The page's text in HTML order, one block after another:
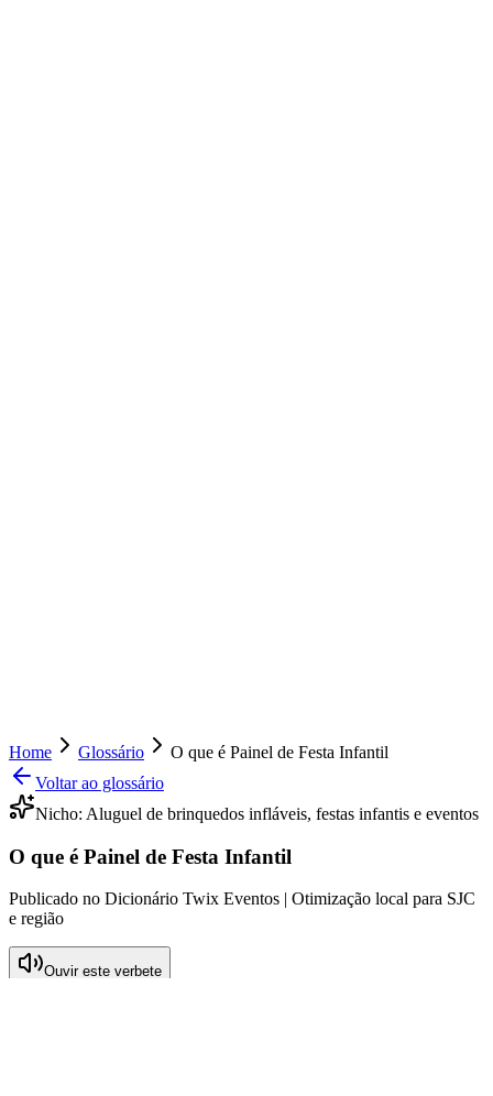
Home Glossário
O que é Painel de Festa Infantil
Voltar ao glossário
Nicho: Aluguel de brinquedos infláveis, festas infantis e eventos
O que é Painel de Festa Infantil
Publicado no Dicionário Twix Eventos | Otimização local para SJC
e região
Ouvir este verbete